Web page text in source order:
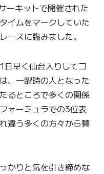
ーキットで開催された
イムをマークしていた
ースに臨みました。
早く仙台入りしてコ
、一躍時の人となった
るところで多くの関係
ォーミュラでの3位表
違う多くの方々から賛
かりと気を引き締めな